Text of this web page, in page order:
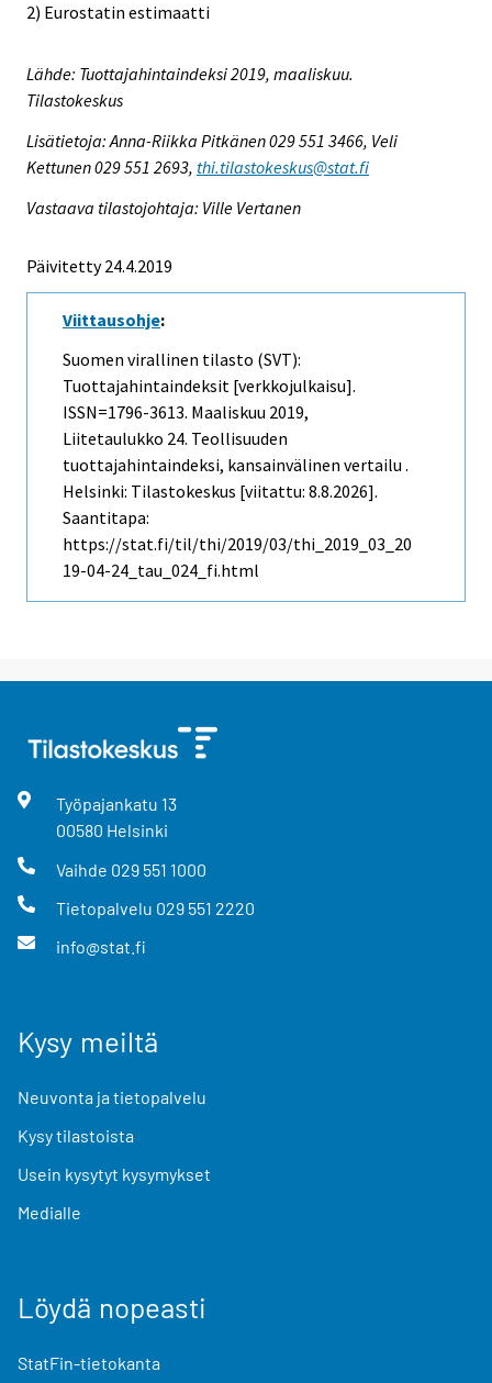
2) Eurostatin estimaatti
Lähde: Tuottajahintaindeksi 2019, maaliskuu.
Tilastokeskus
Lisätietoja: Anna-Riikka Pitkänen 029 551 3466, Veli
Kettunen 029 551 2693, thi.tilastokeskus@stat.fi
Vastaava tilastojohtaja: Ville Vertanen
Päivitetty 24.4.2019
Viittausohje:
Suomen virallinen tilasto (SVT):
Tuottajahintaindeksit [verkkojulkaisu].
ISSN=1796-3613. Maaliskuu 2019,
Liitetaulukko 24. Teollisuuden
tuottajahintaindeksi, kansainvälinen vertailu .
Helsinki: Tilastokeskus [viitattu: 8.8.2026].
Saantitapa:
https://stat.fi/til/thi/2019/03/thi_2019_03_20
19-04-24_tau_024_fi.html
Työpajankatu 13
00580 Helsinki
Vaihde 029 551 1000
Tietopalvelu 029 551 2220
info@stat.fi
Kysy meiltä
Neuvonta ja tietopalvelu
Kysy tilastoista
Usein kysytyt kysymykset
Medialle
Löydä nopeasti
StatFin-tietokanta